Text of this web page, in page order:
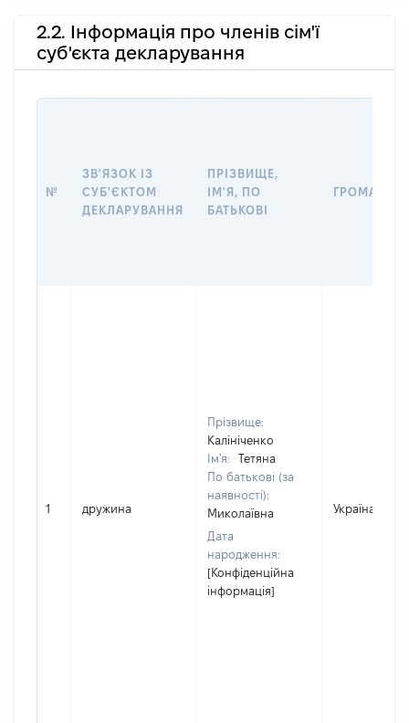
2.2. Інформація про членів сім'ї
суб'єкта декларування
№
ЗВ'ЯЗОК ІЗ
СУБ'ЄКТОМ
ДЕКЛАРУВАННЯ
ПРІЗВИЩЕ,
ІМ'Я, ПО
БАТЬКОВІ
1 дружина
Прізвище:
Калініченко
Ім'я:
Тетяна
По батькові (за
наявності):
Миколаївна
Дата
народження:
[Конфіденційна
інформація]
Україна